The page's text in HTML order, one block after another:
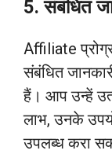
5. संबंधित
Affiliate
संबंधित
हैं। आप उन्हें
लाभ, उनके
उपलब्ध करा